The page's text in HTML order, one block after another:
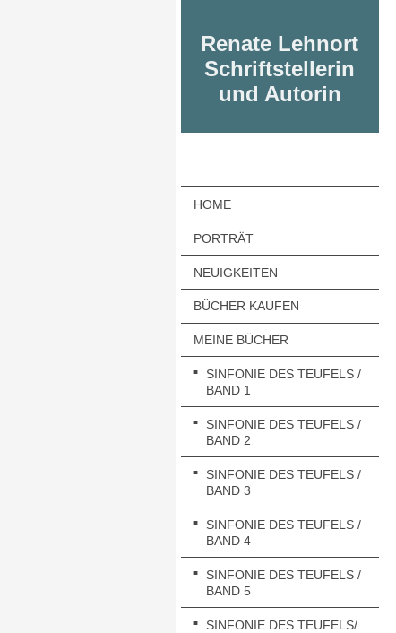
Renate Lehnort
Schriftstellerin
und Autorin
HOME
PORTRÄT
NEUIGKEITEN
BÜCHER KAUFEN
MEINE BÜCHER
SINFONIE DES TEUFELS /
BAND 1
SINFONIE DES TEUFELS /
BAND 2
SINFONIE DES TEUFELS /
BAND 3
SINFONIE DES TEUFELS /
BAND 4
SINFONIE DES TEUFELS /
BAND 5
SINFONIE DES TEUFELS/